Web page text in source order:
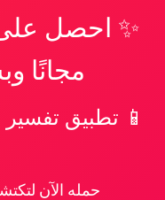
✨ احصل
مجانًا
حمله الآن